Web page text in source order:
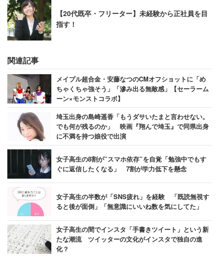
【20代既卒・フリーター】未経験から正社員を目
指す！
関連記事
メイプル超合金・安藤なつのCMオフショットに「め
ちゃくちゃ強そう」「滲み出る無敵感」【セーラーム
ーン×モンストコラボ】
埼玉出身の島崎遥香「もうダサいたまと言わせない。
でも何が残るのか」 映画『翔んで埼玉』で同県出身
に不満を持つ娘役で出演
女子高生の8割が”スマホ依存”を自覚「勉強中でもす
ぐに返信したくなる」 7割が学力低下を懸念
女子高生の半数が「SNS疲れ」を経験 「既読無視す
ると後が面倒」「無意識にいいね数を気にしてた」
女子高生の間でインスタ「手書きツイート」という新
たな潮流 ツイッターの文化がインスタで独自の進
化？